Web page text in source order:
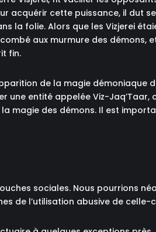
acquérir cette puissance, il dut
la folie. Alors que les Vizjerei
aux murmure des démons,
fin.
de la magie démoniaque
entité appelée Viz-
des démons. Il est
sociales. Nous pourrions
de l’utilisation abusive de celle-